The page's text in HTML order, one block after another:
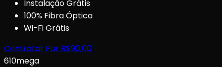
Instalação Grátis
100% Fibra Óptica
Wi-Fi Grátis
Contratar Por R$90,00
610mega